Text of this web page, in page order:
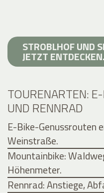
STROBLHOF UND
JETZT ENTDECKEN.
TOURENARTEN:
UND RENNRAD
E-Bike-Genussrouten
Weinstraße.
Mountainbike:
Höhenmeter.
Rennrad: Anstiege,